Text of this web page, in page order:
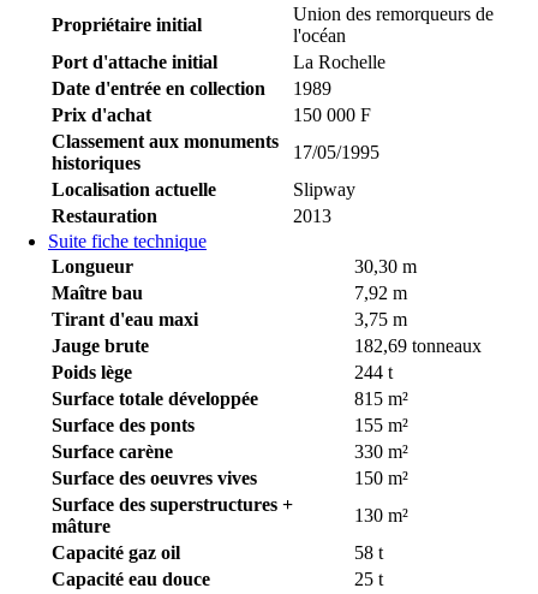
Propriétaire initial
Union des remorqueurs de
l'océan
Port d'attache initial
La Rochelle
Date d'entrée en collection
1989
Prix d'achat
150 000 F
Classement aux monuments
historiques
17/05/1995
Localisation actuelle
Slipway
Restauration
2013
Suite fiche technique
Longueur
30,30 m
Maître bau
7,92 m
Tirant d'eau maxi
3,75 m
Jauge brute
182,69 tonneaux
Poids lège
244 t
Surface totale développée
815 m²
Surface des ponts
155 m²
Surface carène
330 m²
Surface des oeuvres vives
150 m²
Surface des superstructures +
mâture
130 m²
Capacité gaz oil
58 t
Capacité eau douce
25 t